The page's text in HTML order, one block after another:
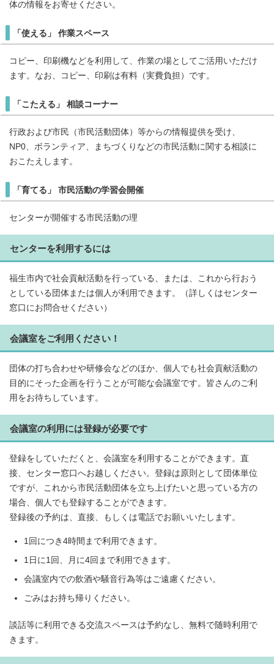
体の情報をお寄せください。
「使える」 作業スペース
コピー、印刷機などを利用して、作業の場としてご活用いただけ
ます。なお、コピー、印刷は有料（実費負担）です。
「こたえる」 相談コーナー
行政および市民（市民活動団体）等からの情報提供を受け、
NP0、ボランティア、まちづくりなどの市民活動に関する相談に
おこたえします。
「育てる」 市民活動の学習会開催
センターが開催する市民活動の理
センターを利用するには
福生市内で社会貢献活動を行っている、または、これから行おう
としている団体または個人が利用できます。（詳しくはセンター
窓口にお問合せください）
会議室をご利用ください！
団体の打ち合わせや研修会などのほか、個人でも社会貢献活動の
目的にそった企画を行うことが可能な会議室です。皆さんのご利
用をお待ちしています。
会議室の利用には登録が必要です
登録をしていただくと、会議室を利用することができます。直
接、センター窓口へお越しください。登録は原則として団体単位
ですが、これから市民活動団体を立ち上げたいと思っている方の
場合、個人でも登録することができます。
登録後の予約は、直接、もしくは電話でお願いいたします。
1回につき4時間まで利用できます。
1日に1回、月に4回まで利用できます。
会議室内での飲酒や騒音行為等はご遠慮ください。
ごみはお持ち帰りください。
談話等に利用できる交流スペースは予約なし、無料で随時利用で
きます。